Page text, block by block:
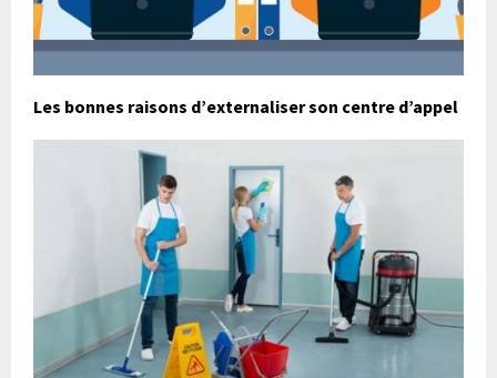
Les bonnes raisons d’externaliser son centre d’appel